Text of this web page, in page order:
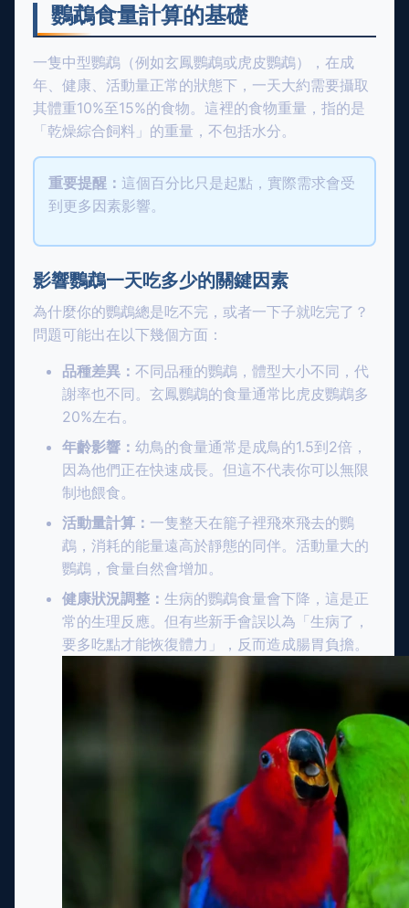
鸚鵡食量計算的基礎
一隻中型鸚鵡（例如玄鳳鸚鵡或虎皮鸚鵡），在成
年、健康、活動量正常的狀態下，一天大約需要攝取
其體重10%至15%的食物。這裡的食物重量，指的是
「乾燥綜合飼料」的重量，不包括水分。
重要提醒： 這個百分比只是起點，實際需求會受
到更多因素影響。
影響鸚鵡一天吃多少的關鍵因素
為什麼你的鸚鵡總是吃不完，或者一下子就吃完了？
問題可能出在以下幾個方面：
品種差異： 不同品種的鸚鵡，體型大小不同，代
謝率也不同。玄鳳鸚鵡的食量通常比虎皮鸚鵡多
20%左右。
年齡影響： 幼鳥的食量通常是成鳥的1.5到2倍，
因為他們正在快速成長。但這不代表你可以無限
制地餵食。
活動量計算： 一隻整天在籠子裡飛來飛去的鸚
鵡，消耗的能量遠高於靜態的同伴。活動量大的
鸚鵡，食量自然會增加。
健康狀況調整： 生病的鸚鵡食量會下降，這是正
常的生理反應。但有些新手會誤以為「生病了，
要多吃點才能恢復體力」，反而造成腸胃負擔。